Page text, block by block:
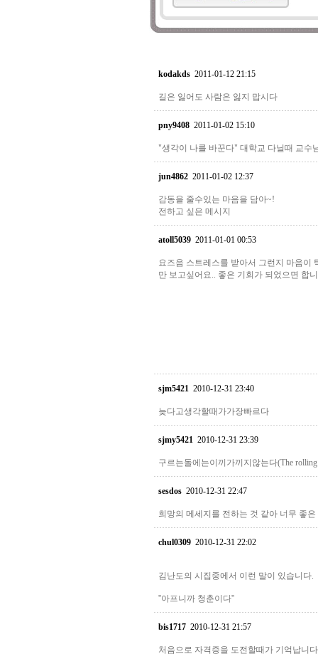
kodakds 2011-01-12 21:15
길은 잃어도 사람은 잃지 맙시다
pny9408 2011-01-02 15:10
"생각이 나를 바꾼다" 대학교 다닐때 교수
jun4862 2011-01-02 12:37
감동을 줄수있는 마음을 담아~!
전하고 싶은 메시지
atoll5039 2011-01-01 00:53
요즈음 스트레스를 받아서 그런지 마음이
만 보고싶어요.. 좋은 기회가 되었으면 합
sjm5421 2010-12-31 23:40
늦다고생각할때가가장빠르다
sjmy5421 2010-12-31 23:39
구르는돌에는이끼가끼지않는다(The rolling
sesdos 2010-12-31 22:47
희망의 메세지를 전하는 것 같아 너무 좋
chul0309 2010-12-31 22:02
김난도의 시집중에서 이런 말이 있습니다.
''아프니까 청춘이다''
bis1717 2010-12-31 21:57
처음으로 자격증을 도전할때가 기억납니